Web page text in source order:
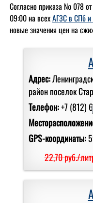
Согласно приказа № 078
09:00 на всехАГЗС в СПб и
новые значения цен на
Адрес:
район поселок
Телефон:+7 (812)
GPS-координаты:
22,70 руб./